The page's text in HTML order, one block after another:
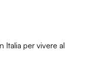
Italia per vivere al